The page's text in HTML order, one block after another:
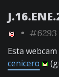
• #6293
Esta
cenicero